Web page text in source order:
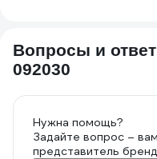
Вопросы и
092030
Нужна помощь?
Задайте вопрос –
представитель